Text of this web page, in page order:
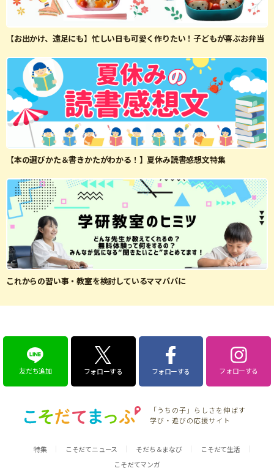
【お出かけ、遠足にも】忙しい日も可愛く作りたい！子どもが喜ぶお弁当
【本の選びかた＆書きかたがわかる！】夏休み読書感想文特集
これからの習い事・教室を検討しているママパパに
友だち追加 フォローする フォローする フォローする
「うちの子」らしさを伸ばす
学び・遊びの応援サイト
特集 こそだてニュース そだち＆まなび
こそだて生活
こそだてマンガ